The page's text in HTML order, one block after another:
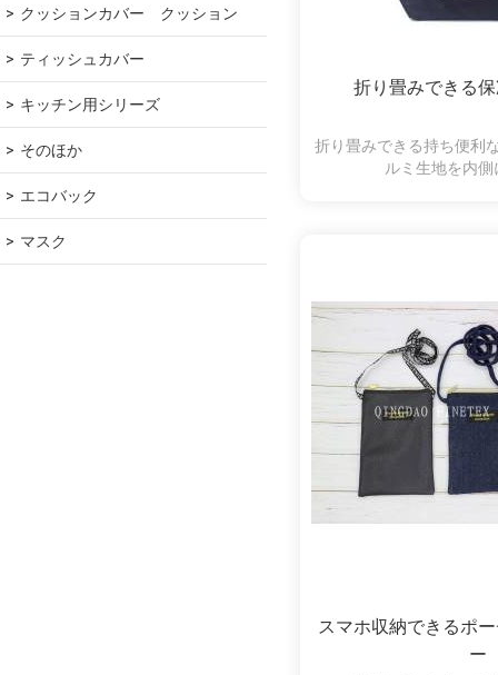
クッションカバー　クッション
ティッシュカバー
キッチン用シリーズ
そのほか
エコバック
マスク
折り畳みできる
折り畳みできる持ち便
ルミ生地を内
スマホ収納できるポ
ー